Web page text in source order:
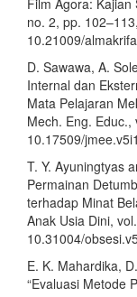
Film Agora: Kajian
no. 2, pp.
10.21009/
D. Sawawa, A.
Internal dan
Mata Pelajaran
Mech. Eng.
10.17509/
T. Y. Ayuningtyas
Permainan
terhadap Minat
Anak Usia Dini,
10.31004/
E. K. Mahardika,
“Evaluasi Metode